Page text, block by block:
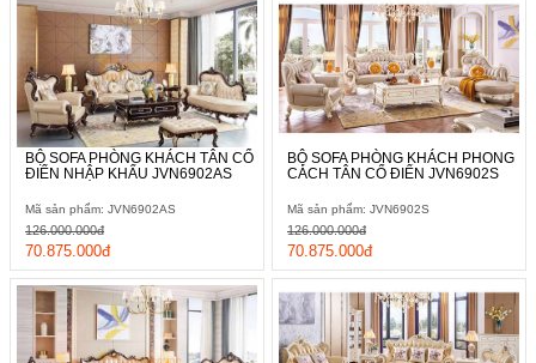
BỘ SOFA PHÒNG KHÁCH TÂN CỔ
ĐIỂN NHẬP KHẨU JVN6902AS
Mã sản phẩm: JVN6902AS
70.875.000đ
126.000.000đ
BỘ SOFA PHÒNG KHÁCH PHONG
CÁCH TÂN CỔ ĐIỂN JVN6902S
Mã sản phẩm: JVN6902S
70.875.000đ
126.000.000đ